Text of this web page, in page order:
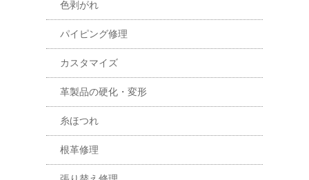
色剥がれ
パイピング修理
カスタマイズ
革製品の硬化・変形
糸ほつれ
根革修理